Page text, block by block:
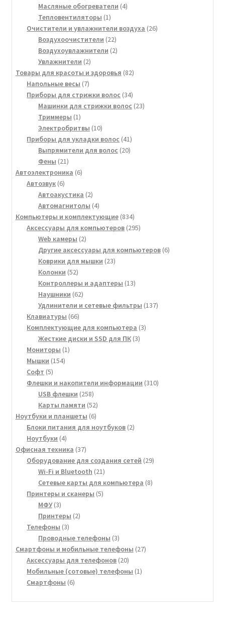
товара
Масляные обогреватели 44
Тепловентиляторы 11
товар
Очистители и увлажнители воздуха 2626
Воздухоочистители 2222
товара
Воздухоувлажнители 22
Увлажнители 22
товара
Товары для красоты и здоровья 8282
Напольные весы 77
товаров
Приборы для стрижки волос 3434
товара
Машинки для стрижки волос 2323
Триммеры 11
товар
Электробритвы 1010
товаров
Приборы для укладки волос 4141
товар
Выпрямители для волос 2020
Фены 2121
товар
Автоэлектроника 66
Автозвук 66
товаров
Автоакустика 22
товара
Автомагнитолы 44
товара
Компьютеры и комплектующие 834834
товара
Аксессуары для компьютеров 295295
Web камеры 22
товара
Другие аксессуары для компьютеров 66
Коврики для мышки 2323
Колонки 5252
товара
Контроллеры и адаптеры 1313
Наушники 6262
товара
Удлинители и сетевые фильтры 137137
Клавиатуры 6666
товаров
Комплектующие для компьютера 33
Жесткие диски и SSD для ПК 33
Мониторы 11
Мышки 154154
Софт 55
товаров
Флешки и накопители информации 310310
USB флешки 258258
товаров
Карты памяти 5252
товара
Ноутбуки и планшеты 66
товаров
Блоки питания для ноутбуков 22
Ноутбуки 44
товара
Офисная техника 3737
товаров
Оборудование для создания сетей 2929
Wi-Fi и Bluetooth 2121
товар
Сетевые карты для компьютера 88
Принтеры и сканеры 55
МФУ 33
товара
Принтеры 22
Телефоны 33
товара
Проводные телефоны 33
товара
Смартфоны и мобильные телефоны 2727
Аксессуары для телефонов 2020
товаров
Мобильные (сотовые) телефоны 11
Смартфоны 66